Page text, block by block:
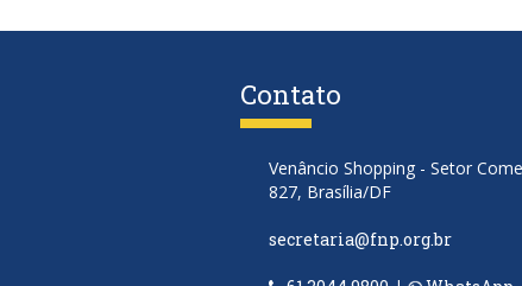
Contato
Venâncio Shopping - Setor
827, Brasília/DF
secretaria@fnp.org.br